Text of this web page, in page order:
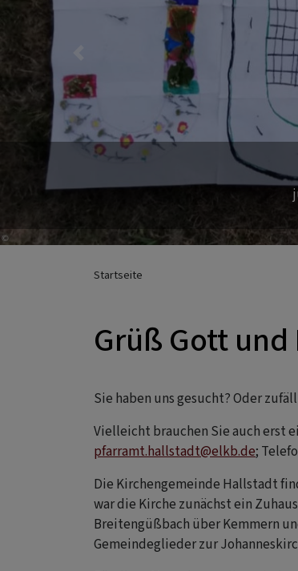
Startseite
Grüß Gott
Sie haben uns gesucht? Oder
Vielleicht brauchen Sie auch erst
pfarramt.hallstadt@elkb.de;
Die Kirchengemeinde Hallstadt
war die Kirche zunächst ein
Breitengüßbach über Kemmern
Gemeindeglieder zur